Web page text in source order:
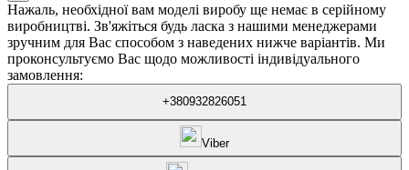
Нажаль, необхідної вам моделі виробу ще немає в серійному
виробництві. Зв'яжіться будь ласка з нашими менеджерами
зручним для Вас способом з наведених нижче варіантів. Ми
проконсультуємо Вас щодо можливості індивідуального
замовлення:
+380932826051
Viber